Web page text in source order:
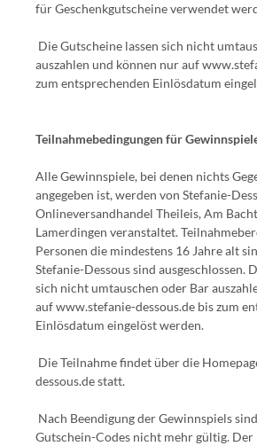
für Geschenkgutscheine verwendet
Die Gutscheine lassen sich nicht
auszahlen und können nur auf
zum entsprechenden Einlösdatum
Teilnahmebedingungen für
Alle Gewinnspiele, bei denen nichts
angegeben ist, werden von Stefanie-
Onlineversandhandel Theileis, Am
Lamerdingen veranstaltet.
Personen die mindestens 16 Jahre alt
Stefanie-Dessous sind ausgeschlossen.
sich nicht umtauschen oder Bar
auf www.stefanie-dessous.de bis zum
Einlösdatum eingelöst werden.
Die Teilnahme findet über die
dessous.de statt.
Nach Beendigung der Gewinnspiels
Gutschein-Codes nicht mehr gültig. Der